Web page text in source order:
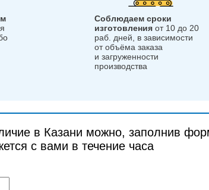
Соблюдаем сроки
изготовленияот 10 до 20
раб. дней, в зависимости
от объёма заказа
и загруженности
производства
в Казани можно, заполнив
с вами в течение часа